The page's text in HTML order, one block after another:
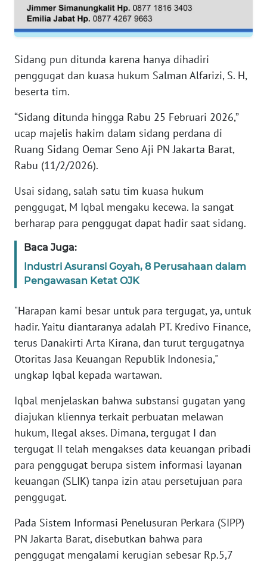
Sidang pun ditunda karena hanya dihadiri
penggugat dan kuasa hukum Salman Alfarizi, S. H,
beserta tim.
“Sidang ditunda hingga Rabu 25 Februari 2026,”
ucap majelis hakim dalam sidang perdana di
Ruang Sidang Oemar Seno Aji PN Jakarta Barat,
Rabu (11/2/2026).
Usai sidang, salah satu tim kuasa hukum
penggugat, M Iqbal mengaku kecewa. Ia sangat
berharap para penggugat dapat hadir saat sidang.
Baca Juga:
Industri Asuransi Goyah, 8 Perusahaan dalam
Pengawasan Ketat OJK
"Harapan kami besar untuk para tergugat, ya, untuk
hadir. Yaitu diantaranya adalah PT. Kredivo Finance,
terus Danakirti Arta Kirana, dan turut tergugatnya
Otoritas Jasa Keuangan Republik Indonesia,"
ungkap Iqbal kepada wartawan.
Iqbal menjelaskan bahwa substansi gugatan yang
diajukan kliennya terkait perbuatan melawan
hukum, Ilegal akses. Dimana, tergugat I dan
tergugat II telah mengakses data keuangan pribadi
para penggugat berupa sistem informasi layanan
keuangan (SLIK) tanpa izin atau persetujuan para
penggugat.
Pada Sistem Informasi Penelusuran Perkara (SIPP)
PN Jakarta Barat, disebutkan bahwa para
penggugat mengalami kerugian sebesar Rp.5,7
WN
RIAU
WN
SERAMBI
JAMBI
WN
SULTRA
WN
NTB
SULTENG
WN
WN
BABEL
WN
SUMBAR
WN
SUMSEL
BENGKULU
WN
LAMPUNG